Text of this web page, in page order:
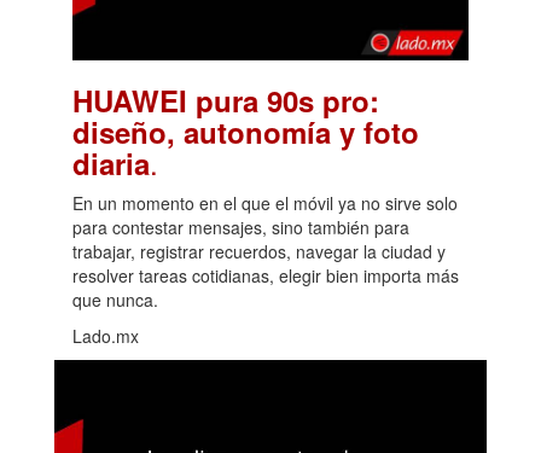
HUAWEI pura 90s pro:
diseño, autonomía y foto
diaria.
En un momento en el que el móvil ya no sirve solo
para contestar mensajes, sino también para
trabajar, registrar recuerdos, navegar la ciudad y
resolver tareas cotidianas, elegir bien importa más
que nunca.
Lado.mx